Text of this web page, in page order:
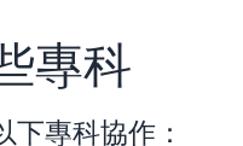
專科
專科協作：